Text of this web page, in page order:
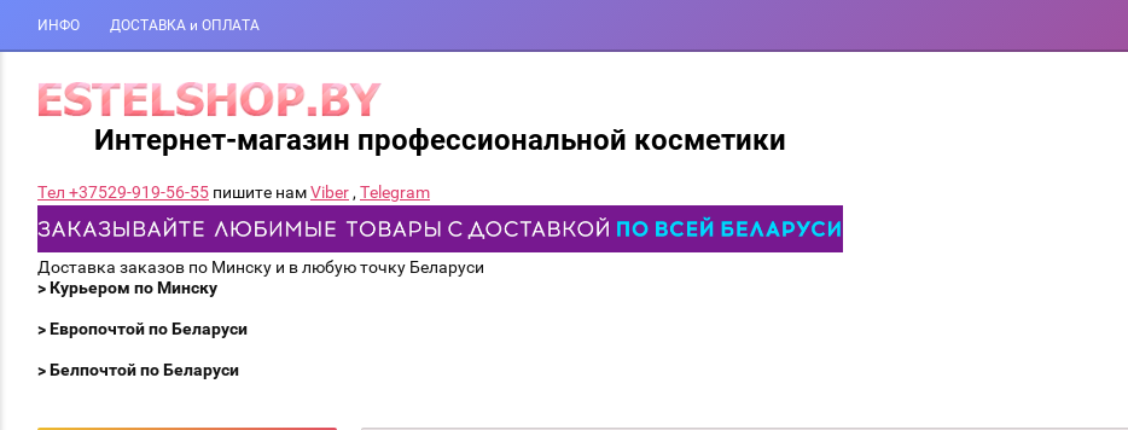
ИНФО ДОСТАВКА и ОПЛАТА
Интернет-магазин профессиональной косметики
Тел +37529-919-56-55 пишите намViber , Telegram
Доставка заказов по Минску и в любую точку Беларуси
> Курьером по Минску
> Европочтой по Беларуси
> Белпочтой по Беларуси